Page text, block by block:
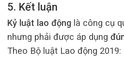
5. Kết luận
Kỷ luật lao động là công cụ
nhưng phải được áp dụng
Theo Bộ luật Lao động 2019: